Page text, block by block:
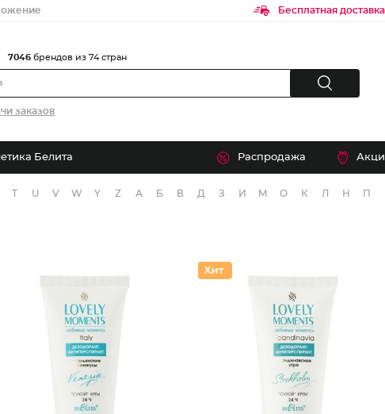
Бесплатная
заказов
7046 брендов из 74 стран
Белита Распродажа
T U V W Y Z А Б В Д З И М О К Л Н П